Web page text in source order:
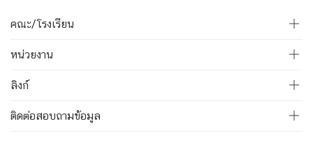
คณะ/โรงเรียน
หน่วยงาน
ลิงก์
ติดต่อสอบถามข้อมูล